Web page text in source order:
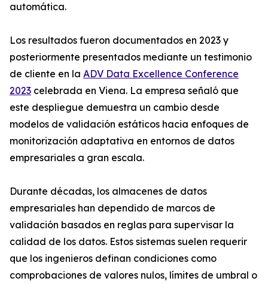
automática.
Los resultados fueron documentados en 2023 y
posteriormente presentados mediante un testimonio
de cliente en la ADV Data Excellence Conference
2023 celebrada en Viena. La empresa señaló que
este despliegue demuestra un cambio desde
modelos de validación estáticos hacia enfoques de
monitorización adaptativa en entornos de datos
empresariales a gran escala.
Durante décadas, los almacenes de datos
empresariales han dependido de marcos de
validación basados en reglas para supervisar la
calidad de los datos. Estos sistemas suelen requerir
que los ingenieros definan condiciones como
comprobaciones de valores nulos, límites de umbral o